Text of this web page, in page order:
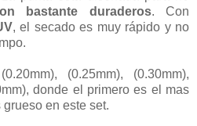
bastante duraderos. Con
, el secado es muy rápido y no
(0.25mm), (0.30mm),
donde el primero es el mas
en este set.